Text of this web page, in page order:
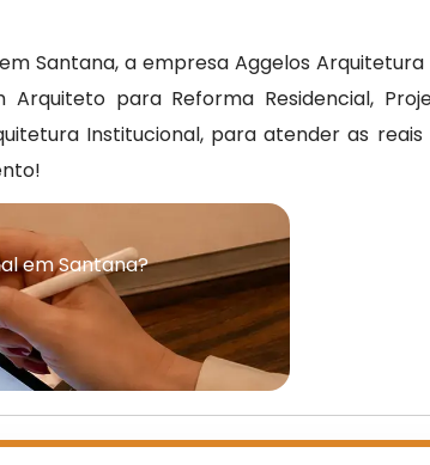
Santana, a empresa Aggelos
para Reforma Residencial,
Institucional, para atender as reais
em Santana?